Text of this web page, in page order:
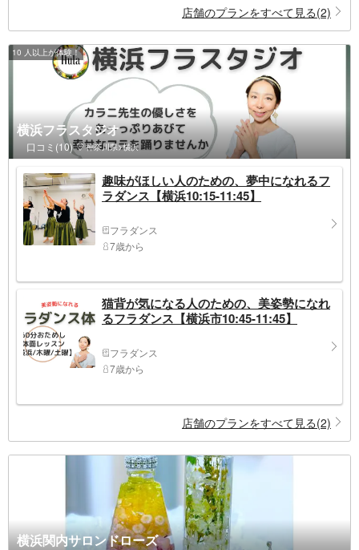
店舗のプランをすべて見る(2)
10 人以上が体験！
横浜フラスタジオ
口コミ(10) 神奈川県>横浜
趣味がほしい人のための、夢中になれるフ
ラダンス【横浜10:15-11:45】
フラダンス
7歳から
猫背が気になる人のための、美姿勢になれ
るフラダンス【横浜市10:45-11:45】
フラダンス
7歳から
店舗のプランをすべて見る(2)
横浜関内サロンドローズ